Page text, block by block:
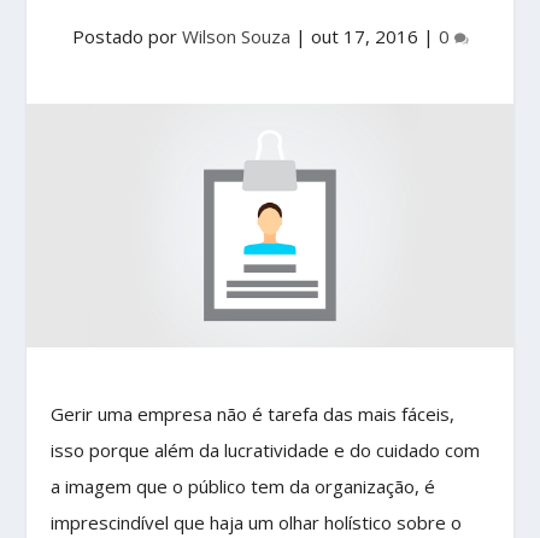
Postado por Wilson Souza | out 17, 2016 | 0
Gerir uma empresa não é tarefa das mais fáceis,
isso porque além da lucratividade e do cuidado com
a imagem que o público tem da organização, é
imprescindível que haja um olhar holístico sobre o